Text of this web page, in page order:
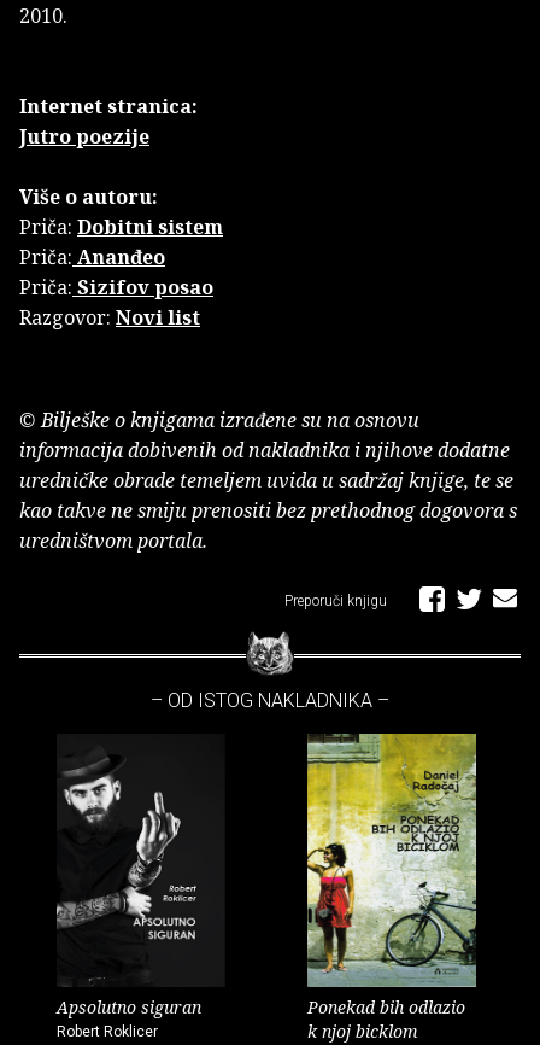
2010.
Internet stranica:
Jutro poezije
Više o autoru:
Priča: Dobitni sistem
Priča: Ananđeo
Priča: Sizifov posao
Razgovor: Novi list
© Bilješke o knjigama izrađene su na osnovu
informacija dobivenih od nakladnika i njihove dodatne
uredničke obrade temeljem uvida u sadržaj knjige, te se
kao takve ne smiju prenositi bez prethodnog dogovora s
uredništvom portala.
Preporuči knjigu
– OD ISTOG NAKLADNIKA –
Apsolutno siguran
Robert Roklicer
Ponekad bih odlazio
k njoj bicklom